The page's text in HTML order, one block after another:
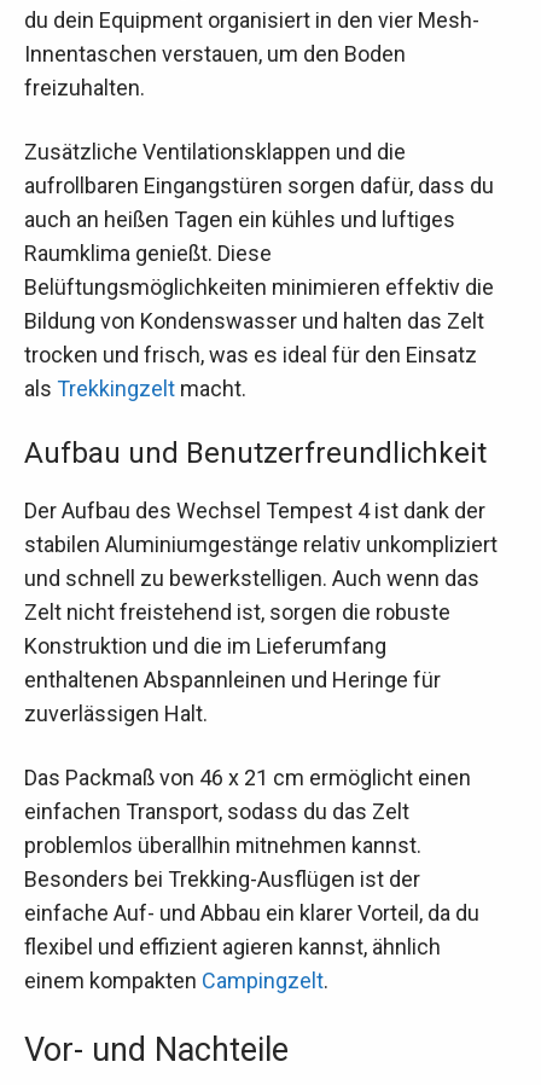
du dein Equipment organisiert in den vier Mesh-
Innentaschen verstauen, um den Boden
freizuhalten.
Zusätzliche Ventilationsklappen und die
aufrollbaren Eingangstüren sorgen dafür, dass du
auch an heißen Tagen ein kühles und luftiges
Raumklima genießt. Diese
Belüftungsmöglichkeiten minimieren effektiv die
Bildung von Kondenswasser und halten das Zelt
trocken und frisch, was es ideal für den Einsatz
als Trekkingzelt macht.
Aufbau und Benutzerfreundlichkeit
Der Aufbau des Wechsel Tempest 4 ist dank der
stabilen Aluminiumgestänge relativ unkompliziert
und schnell zu bewerkstelligen. Auch wenn das
Zelt nicht freistehend ist, sorgen die robuste
Konstruktion und die im Lieferumfang
enthaltenen Abspannleinen und Heringe für
zuverlässigen Halt.
Das Packmaß von 46 x 21 cm ermöglicht einen
einfachen Transport, sodass du das Zelt
problemlos überallhin mitnehmen kannst.
Besonders bei Trekking-Ausflügen ist der
einfache Auf- und Abbau ein klarer Vorteil, da du
flexibel und effizient agieren kannst, ähnlich
einem kompakten Campingzelt.
Vor- und Nachteile